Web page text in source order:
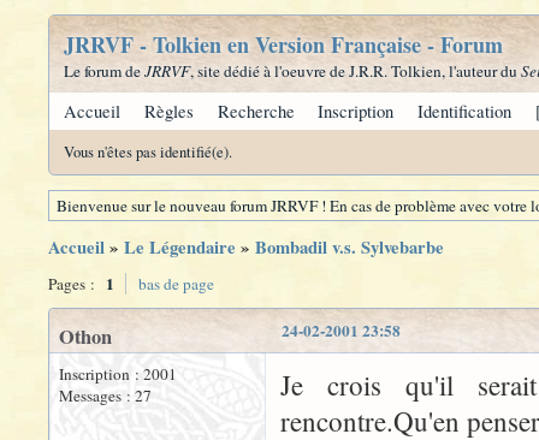
JRRVF - Tolkien en Version Française - Forum
Le forum deJRRVF, site dédié à l'oeuvre de J.R.R. Tolkien, l'auteur du
Accueil Règles Recherche Inscription Identification
Vous n'êtes pas identifié(e).
Bienvenue sur le nouveau forum JRRVF ! En cas de problème avec
Accueil» Le Légendaire » Bombadil v.s. Sylvebarbe
Pages : 1 bas de page
24-02-2001 23:58
Othon
Inscription : 2001
Messages : 27
Je crois qu'il
rencontre.Qu'en